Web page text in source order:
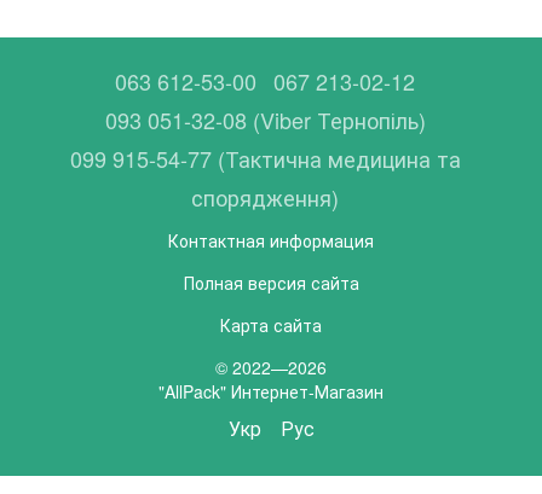
063 612-53-00 067 213-02-12
093 051-32-08 (Viber Тернопіль)
099 915-54-77 (Тактична медицина та
спорядження)
Контактная информация
Полная версия сайта
Карта сайта
© 2022—2026
"AllPack" Интернет-Магазин
Укр Рус